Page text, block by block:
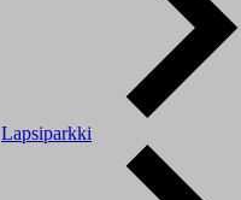
Lapsiparkki